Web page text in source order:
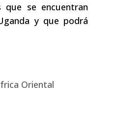
que se encuentran
y que podrá
Oriental